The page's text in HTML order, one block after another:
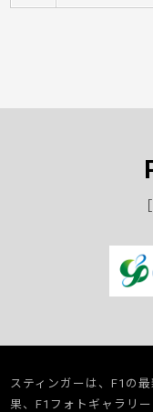
スティンガーは、F1の
果、F1フォトギャラリ